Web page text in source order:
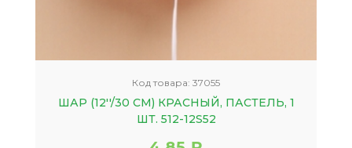
Код товара: 37055
ШАР (12''/30 СМ) КРАСНЫЙ, ПАСТЕЛЬ, 1
ШТ. 512-12S52